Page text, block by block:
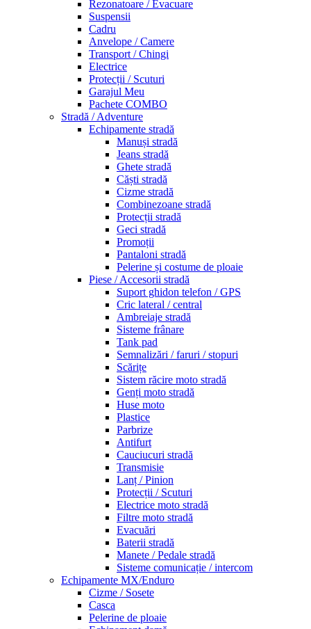
Rezonatoare / Evacuare
Suspensii
Cadru
Anvelope / Camere
Transport / Chingi
Electrice
Protecții / Scuturi
Garajul Meu
Pachete COMBO
Stradă / Adventure
Echipamente stradă
Manuși stradă
Jeans stradă
Ghete stradă
Căști stradă
Cizme stradă
Combinezoane stradă
Protecții stradă
Geci stradă
Promoții
Pantaloni stradă
Pelerine și costume de ploaie
Piese / Accesorii stradă
Suport ghidon telefon / GPS
Cric lateral / central
Ambreiaje stradă
Sisteme frânare
Tank pad
Semnalizări / faruri / stopuri
Scărițe
Sistem răcire moto stradă
Genți moto stradă
Huse moto
Plastice
Parbrize
Antifurt
Cauciucuri stradă
Transmisie
Lanț / Pinion
Protecții / Scuturi
Electrice moto stradă
Filtre moto stradă
Evacuări
Baterii stradă
Manete / Pedale stradă
Sisteme comunicație / intercom
Echipamente MX/Enduro
Cizme / Sosete
Casca
Pelerine de ploaie